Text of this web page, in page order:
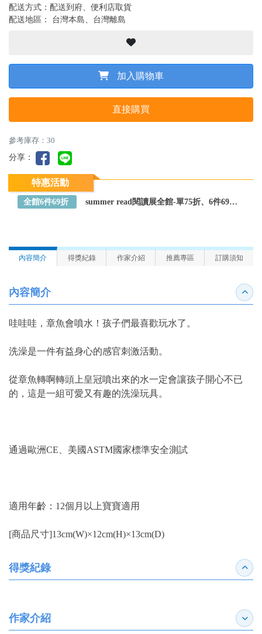
配送方式：配送到府、便利店取貨
配送地區： 台灣本島、台灣離島
加入購物車
直接購買
參考庫存：30
分享：
特惠活動
全館6件69折 summer read閱讀展全館-單75折、6件69折～全館任選
內容簡介 得獎紀錄 作家介紹 推薦專區 訂購須知
內容簡介 收合
哇哇哇，章魚會噴水！孩子們最喜歡玩水了。
洗澡是一件有益身心的感官刺激活動。
從章魚轉啊轉頭上皇冠噴出來的水一定會讓孩子開心不已
的，這是一組可愛又有趣的洗澡玩具。
通過歐洲CE、美國ASTM國家標準安全測試
適用年齡：12個月以上寶寶適用
[商品尺寸]13cm(W)×12cm(H)×13cm(D)
得獎紀錄 收合
作家介紹 展開